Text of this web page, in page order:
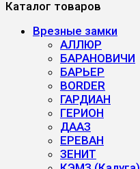
Каталог товаров
Врезные замки
АЛЛЮР
БАРАНОВИЧИ
БАРЬЕР
BORDER
ГАРДИАН
ГЕРИОН
ДААЗ
ЕРЕВАН
ЗЕНИТ